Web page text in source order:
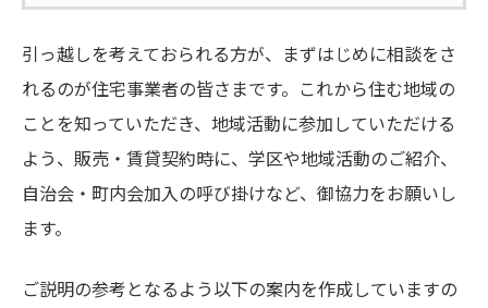
引っ越しを考えておられる方が、まずはじめに相談をさ
れるのが住宅事業者の皆さまです。これから住む地域の
ことを知っていただき、地域活動に参加していただける
よう、販売・賃貸契約時に、学区や地域活動のご紹介、
自治会・町内会加入の呼び掛けなど、御協力をお願いし
ます。
ご説明の参考となるよう以下の案内を作成していますの